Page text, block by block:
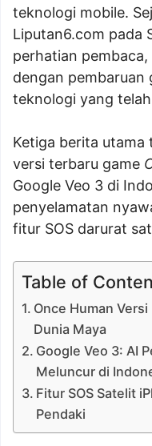
teknologi mobile.
Liputan6.com pada
perhatian
dengan pembaruan
teknologi yang
Ketiga berita utama
versi terbaru game
Google Veo 3 di
penyelamatan
fitur SOS darurat
Table of
Once Human
Dunia Maya
Google Veo 3: AI
Meluncur di
Fitur SOS Satelit
Pendaki